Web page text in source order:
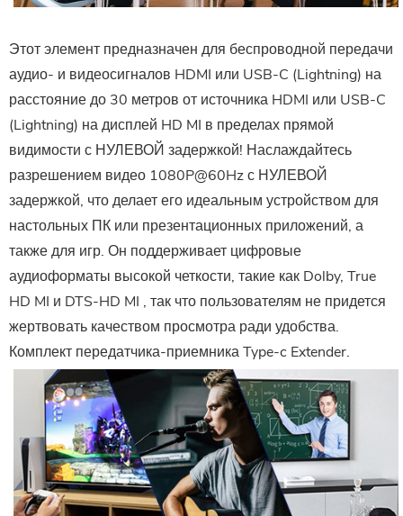
Этот элемент предназначен для беспроводной передачи
аудио- и видеосигналов HDMI или USB-C (Lightning) на
расстояние до 30 метров от источника HDMI или USB-C
(Lightning) на дисплей HD MI в пределах прямой
видимости с НУЛЕВОЙ задержкой! Наслаждайтесь
разрешением видео 1080P@60Hz с НУЛЕВОЙ
задержкой, что делает его идеальным устройством для
настольных ПК или презентационных приложений, а
также для игр. Он поддерживает цифровые
аудиоформаты высокой четкости, такие как Dolby, True
HD MI и DTS-HD MI , так что пользователям не придется
жертвовать качеством просмотра ради удобства.
Комплект передатчика-приемника Type-c Extender.